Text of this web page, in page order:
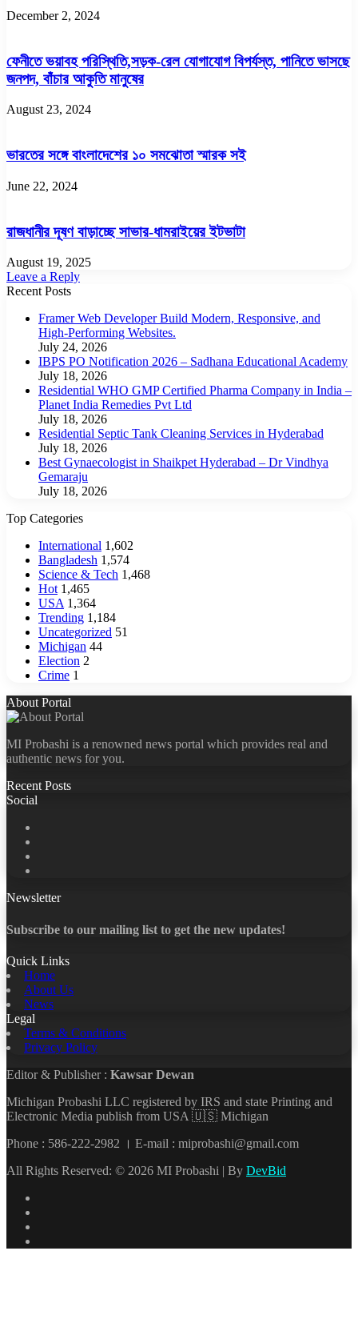
December 2, 2024
ফেনীতে ভয়াবহ পরিস্থিতি,সড়ক-রেল যোগাযোগ বিপর্যস্ত, পানিতে ভাসছে
জনপদ, বাঁচার আকুতি মানুষের
August 23, 2024
ভারতের সঙ্গে বাংলাদেশের ১০ সমঝোতা স্মারক সই
June 22, 2024
রাজধানীর দূষণ বাড়াচ্ছে সাভার-ধামরাইয়ের ইটভাটা
August 19, 2025
Leave a Reply
Recent Posts
Framer Web Developer Build Modern, Responsive, and
High-Performing Websites.
July 24, 2026
IBPS PO Notification 2026 – Sadhana Educational Academy
July 18, 2026
Residential WHO GMP Certified Pharma Company in India –
Planet India Remedies Pvt Ltd
July 18, 2026
Residential Septic Tank Cleaning Services in Hyderabad
July 18, 2026
Best Gynaecologist in Shaikpet Hyderabad – Dr Vindhya
Gemaraju
July 18, 2026
Top Categories
International 1,602
Bangladesh 1,574
Science & Tech 1,468
Hot 1,465
USA 1,364
Trending 1,184
Uncategorized 51
Michigan 44
Election 2
Crime 1
About Portal
MI Probashi is a renowned news portal which provides real and
authentic news for you.
Recent Posts
Social
Newsletter
Subscribe to our mailing list to get the new updates!
Quick Links
Home
About Us
News
Legal
Terms & Conditions
Privacy Policy
Editor & Publisher : Kawsar Dewan
Michigan Probashi LLC registered by IRS and state Printing and
Electronic Media publish from USA 🇺🇸 Michigan
Phone : 586-222-2982 । E-mail : miprobashi@gmail.com
All Rights Reserved: © 2026 MI Probashi | By DevBid